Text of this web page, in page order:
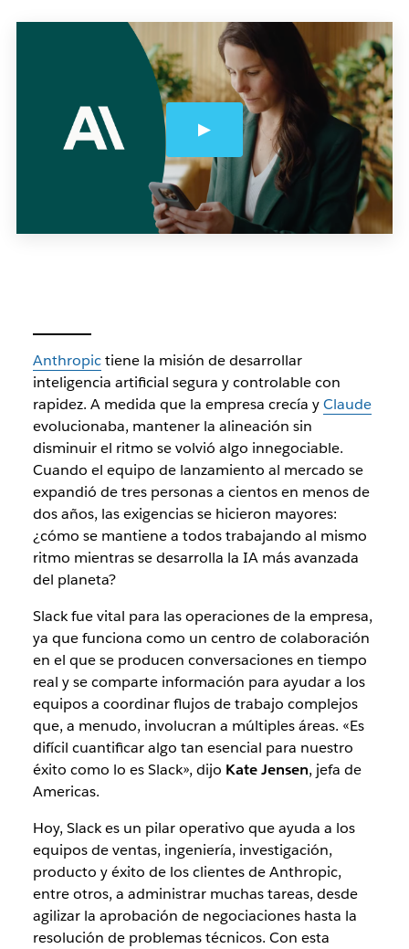
Anthropictiene la misión de desarrollar
inteligencia artificial segura y controlable con
rapidez. A medida que la empresa crecía yClaude
evolucionaba, mantener la alineación sin
disminuir el ritmo se volvió algo innegociable.
Cuando el equipo de lanzamiento al mercado se
expandió de tres personas a cientos en menos de
dos años, las exigencias se hicieron mayores:
¿cómo se mantiene a todos trabajando al mismo
ritmo mientras se desarrolla la IA más avanzada
del planeta?
Slack fue vital para las operaciones de la empresa,
ya que funciona como un centro de colaboración
en el que se producen conversaciones en tiempo
real y se comparte información para ayudar a los
equipos a coordinar flujos de trabajo complejos
que, a menudo, involucran a múltiples áreas. «Es
difícil cuantificar algo tan esencial para nuestro
éxito como lo es Slack», dijo Kate Jensen, jefa de
Americas.
Hoy, Slack es un pilar operativo que ayuda a los
equipos de ventas, ingeniería, investigación,
producto y éxito de los clientes de Anthropic,
entre otros, a administrar muchas tareas, desde
agilizar la aprobación de negociaciones hasta la
resolución de problemas técnicos. Con esta